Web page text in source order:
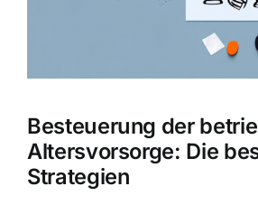
Hausratversicherung
Berufsunfähigkeitsversicherung
Weitere Tarifvergleiche
Hilfe und Kontakt
Besteuerung der
Altersvorsorge: Die
Strategien